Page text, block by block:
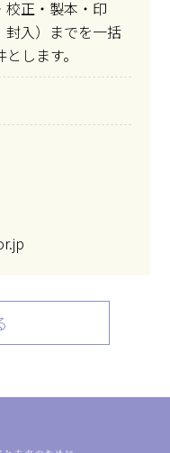
校正・製本・印
封入）までを一括
します。